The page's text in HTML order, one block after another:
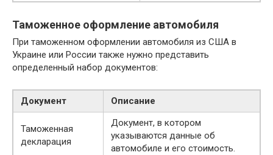
Таможенное оформление автомобиля
При таможенном оформлении автомобиля из США в
Украине или России также нужно представить
определенный набор документов:
Документ Описание
Таможенная
декларация
Документ, в котором
указываются данные об
автомобиле и его стоимость.